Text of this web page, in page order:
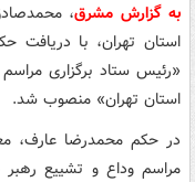
به گزارش مشرق،
استان تهران، با دریافت
«رئیس ستاد برگزاری
استان تهران» منصوب شد.
در حکم محمدرضا عارف،
مراسم وداع و تشییع